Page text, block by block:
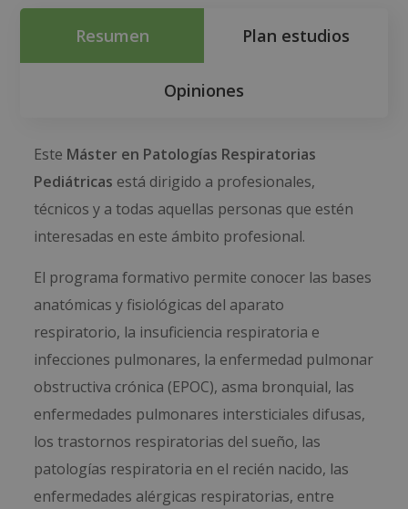
Resumen Plan estudios
Opiniones
Este Máster en Patologías Respiratorias
Pediátricas está dirigido a profesionales,
técnicos y a todas aquellas personas que estén
interesadas en este ámbito profesional.
El programa formativo permite conocer las bases
anatómicas y fisiológicas del aparato
respiratorio, la insuficiencia respiratoria e
infecciones pulmonares, la enfermedad pulmonar
obstructiva crónica (EPOC), asma bronquial, las
enfermedades pulmonares intersticiales difusas,
los trastornos respiratorias del sueño, las
patologías respiratoria en el recién nacido, las
enfermedades alérgicas respiratorias, entre